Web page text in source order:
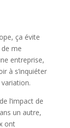
ça évite
me
entreprise,
à s’inquiéter
l’impact de
un autre,
ont